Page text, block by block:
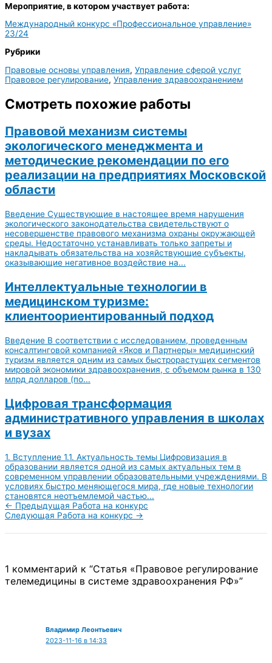
Мероприятие, в котором участвует работа:
Международный конкурс «Профессиональное управление»
23/24
Рубрики
Правовые основы управления, Управление сферой услуг
Правовое регулирование, Управление здравоохранением
Смотреть похожие работы
Правовой механизм системы
экологического менеджмента и
методические рекомендации по его
реализации на предприятиях Московской
области
Введение Существующие в настоящее время нарушения
экологического законодательства свидетельствуют о
несовершенстве правового механизма охраны окружающей
среды. Недостаточно устанавливать только запреты и
накладывать обязательства на хозяйствующие субъекты,
оказывающие негативное воздействие на...
Интеллектуальные технологии в
медицинском туризме:
клиентоориентированный подход
Введение В соответствии с исследованием, проведенным
консалтинговой компанией «Яков и Партнеры» медицинский
туризм является одним из самых быстрорастущих сегментов
мировой экономики здравоохранения, с объемом рынка в 130
млрд долларов (по...
Цифровая трансформация
административного управления в школах
и вузах
1. Вступление 1.1. Актуальность темы Цифровизация в
образовании является одной из самых актуальных тем в
современном управлении образовательными учреждениями. В
условиях быстро меняющегося мира, где новые технологии
становятся неотъемлемой частью...
← Предыдущая Работа на конкурс
Следующая Работа на конкурс →
1 комментарий к “Статья «Правовое регулирование
телемедицины в системе здравоохранения РФ»”
Владимир Леонтьевич
2023-11-16 в 14:33